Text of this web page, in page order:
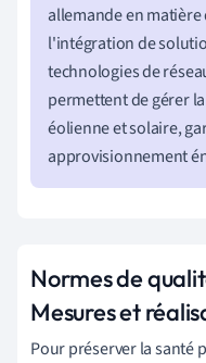
allemande en
l'intégration de
technologies de
permettent de gérer
éolienne et solaire,
approvisionnement
Normes de
Mesures et
Pour préserver la